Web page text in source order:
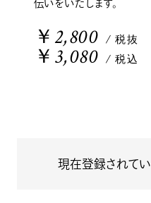
伝いをいたします。
￥2,800 / 税抜
￥3,080 / 税込
現在登録されてい